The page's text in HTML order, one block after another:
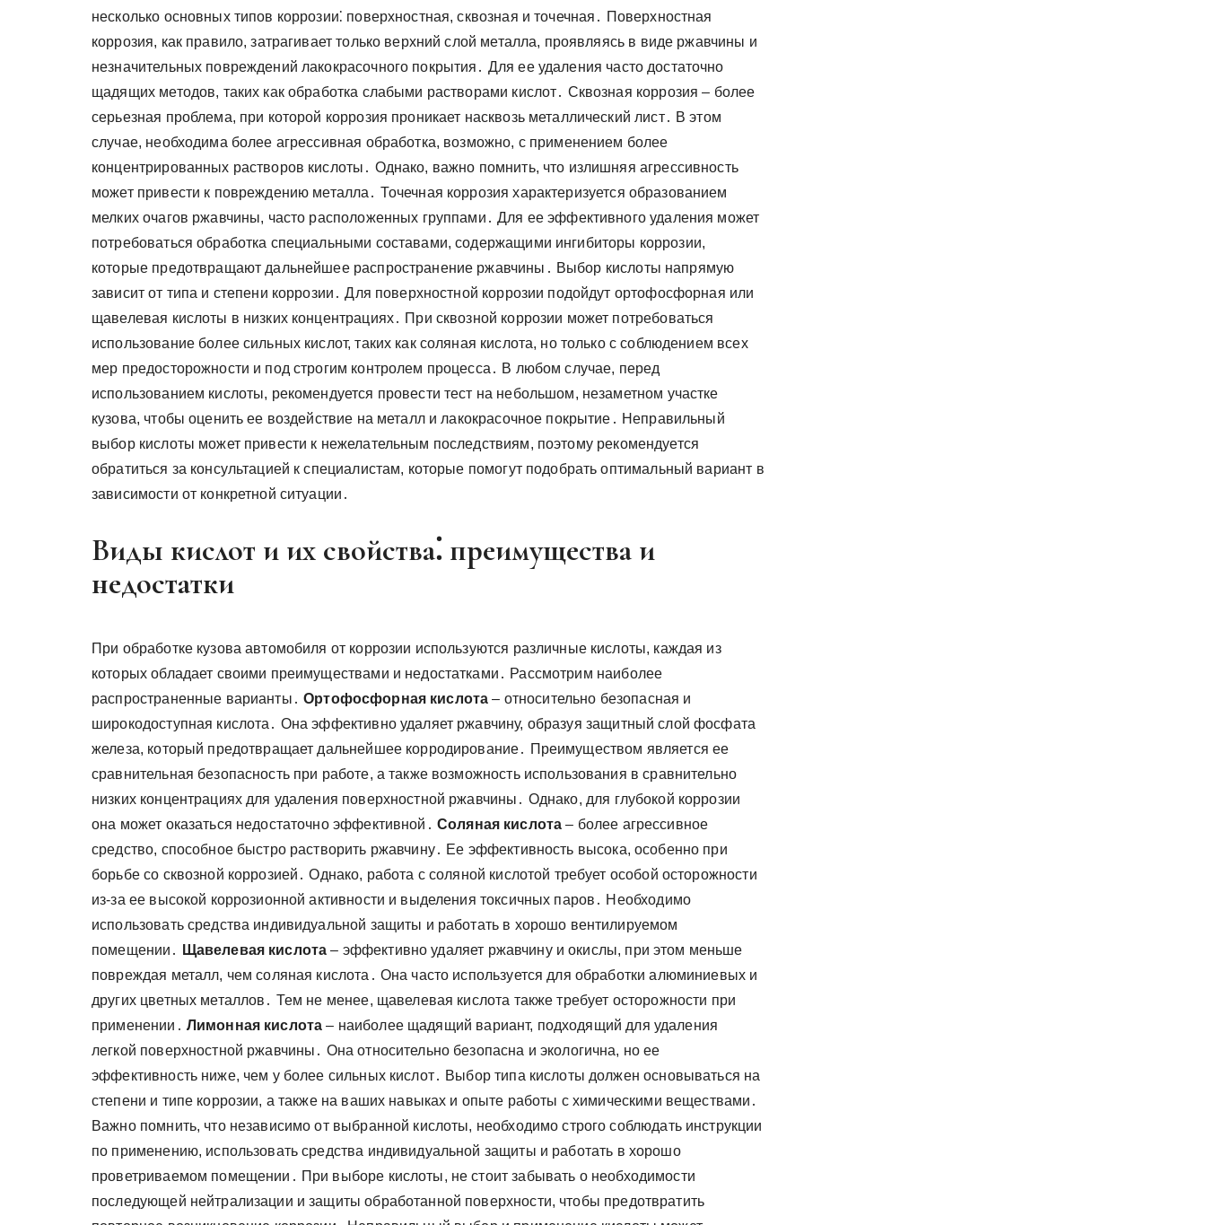
несколько основных типов коррозии⁚ поверхностная, сквозная и точечная․ Поверхностная
коррозия, как правило, затрагивает только верхний слой металла, проявляясь в виде ржавчины и
незначительных повреждений лакокрасочного покрытия․ Для ее удаления часто достаточно
щадящих методов, таких как обработка слабыми растворами кислот․ Сквозная коррозия – более
серьезная проблема, при которой коррозия проникает насквозь металлический лист․ В этом
случае, необходима более агрессивная обработка, возможно, с применением более
концентрированных растворов кислоты․ Однако, важно помнить, что излишняя агрессивность
может привести к повреждению металла․ Точечная коррозия характеризуется образованием
мелких очагов ржавчины, часто расположенных группами․ Для ее эффективного удаления может
потребоваться обработка специальными составами, содержащими ингибиторы коррозии,
которые предотвращают дальнейшее распространение ржавчины․ Выбор кислоты напрямую
зависит от типа и степени коррозии․ Для поверхностной коррозии подойдут ортофосфорная или
щавелевая кислоты в низких концентрациях․ При сквозной коррозии может потребоваться
использование более сильных кислот, таких как соляная кислота, но только с соблюдением всех
мер предосторожности и под строгим контролем процесса․ В любом случае, перед
использованием кислоты, рекомендуется провести тест на небольшом, незаметном участке
кузова, чтобы оценить ее воздействие на металл и лакокрасочное покрытие․ Неправильный
выбор кислоты может привести к нежелательным последствиям, поэтому рекомендуется
обратиться за консультацией к специалистам, которые помогут подобрать оптимальный вариант в
зависимости от конкретной ситуации․
Виды кислот и их свойства⁚ преимущества и
недостатки
При обработке кузова автомобиля от коррозии используются различные кислоты, каждая из
которых обладает своими преимуществами и недостатками․ Рассмотрим наиболее
распространенные варианты․Ортофосфорная кислота – относительно безопасная и
широкодоступная кислота․ Она эффективно удаляет ржавчину, образуя защитный слой фосфата
железа, который предотвращает дальнейшее корродирование․ Преимуществом является ее
сравнительная безопасность при работе, а также возможность использования в сравнительно
низких концентрациях для удаления поверхностной ржавчины․ Однако, для глубокой коррозии
она может оказаться недостаточно эффективной․ Соляная кислота – более агрессивное
средство, способное быстро растворить ржавчину․ Ее эффективность высока, особенно при
борьбе со сквозной коррозией․ Однако, работа с соляной кислотой требует особой осторожности
из-за ее высокой коррозионной активности и выделения токсичных паров․ Необходимо
использовать средства индивидуальной защиты и работать в хорошо вентилируемом
помещении․
Щавелевая кислота – эффективно удаляет ржавчину и окислы, при этом меньше
повреждая металл, чем соляная кислота․ Она часто используется для обработки алюминиевых и
других цветных металлов․ Тем не менее, щавелевая кислота также требует осторожности при
применении․ Лимонная кислота – наиболее щадящий вариант, подходящий для удаления
легкой поверхностной ржавчины․ Она относительно безопасна и экологична, но ее
эффективность ниже, чем у более сильных кислот․ Выбор типа кислоты должен основываться на
степени и типе коррозии, а также на ваших навыках и опыте работы с химическими веществами․
Важно помнить, что независимо от выбранной кислоты, необходимо строго соблюдать инструкции
по применению, использовать средства индивидуальной защиты и работать в хорошо
проветриваемом помещении․ При выборе кислоты, не стоит забывать о необходимости
последующей нейтрализации и защиты обработанной поверхности, чтобы предотвратить